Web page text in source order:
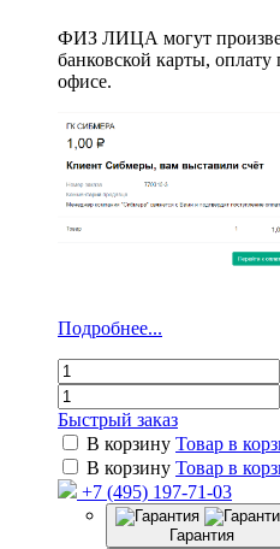
ФИЗ ЛИЦА могут
банковской карты,
офисе.
Подробнее...
Быстрый заказ
В корзину Товар в
В корзину Товар в
+7 (495) 197-71-03
Гарантия